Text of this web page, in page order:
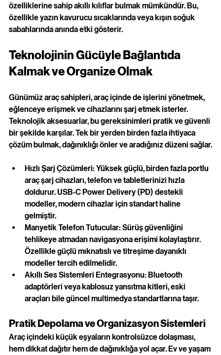
özelliklerine sahip akıllı kılıflar bulmak mümkündür. Bu,
özellikle yazın kavurucu sıcaklarında veya kışın soğuk
sabahlarında anında etki gösterir.
Teknolojinin Gücüyle Bağlantıda
Kalmak ve Organize Olmak
Günümüz araç sahipleri, araç içinde de işlerini yönetmek,
eğlenceye erişmek ve cihazlarını şarj etmek isterler.
Teknolojik aksesuarlar, bu gereksinimleri pratik ve güvenli
bir şekilde karşılar. Tek bir yerden birden fazla ihtiyaca
çözüm bulmak, dağınıklığı önler ve aradığınız düzeni sağlar.
Hızlı Şarj Çözümleri: Yüksek güçlü, birden fazla portlu
araç şarj cihazları, telefon ve tabletlerinizi hızla
doldurur. USB-C Power Delivery (PD) destekli
modeller, modern cihazlar için standart haline
gelmiştir.
Manyetik Telefon Tutucular: Sürüş güvenliğini
tehlikeye atmadan navigasyona erişimi kolaylaştırır.
Özellikle güçlü mıknatıslı ve titreşime dayanıklı
modeller tercih edilmelidir.
Akıllı Ses Sistemleri Entegrasyonu: Bluetooth
adaptörleri veya kablosuz yansıtma kitleri, eski
araçları bile güncel multimedya standartlarına taşır.
Pratik Depolama ve Organizasyon Sistemleri
Araç içindeki küçük eşyaların kontrolsüzce dolaşması,
hem dikkat dağıtır hem de dağınıklığa yol açar. Ev ve yaşam